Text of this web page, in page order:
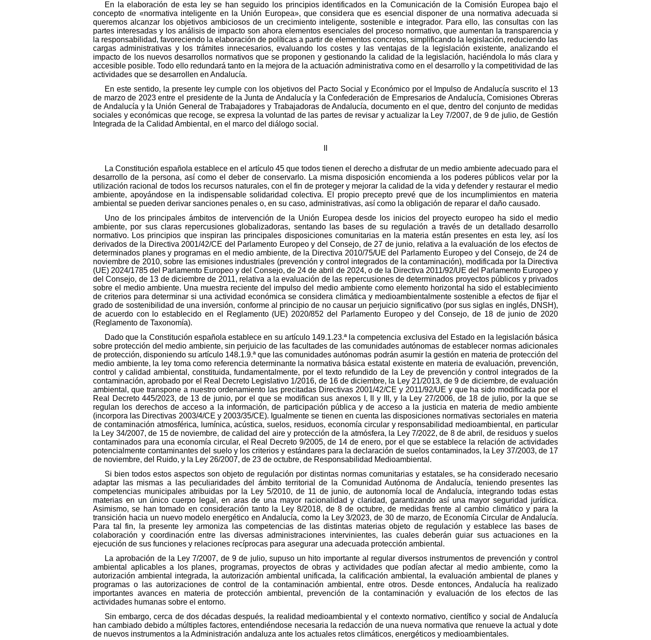
En la elaboración de esta ley se han seguido los principios identificados en la Comunicación de la Comisión Europea bajo el
concepto de «normativa inteligente en la Unión Europea», que considera que es esencial disponer de una normativa adecuada si
queremos alcanzar los objetivos ambiciosos de un crecimiento inteligente, sostenible e integrador. Para ello, las consultas con las
partes interesadas y los análisis de impacto son ahora elementos esenciales del proceso normativo, que aumentan la transparencia y
la responsabilidad, favoreciendo la elaboración de políticas a partir de elementos concretos, simplificando la legislación, reduciendo las
cargas administrativas y los trámites innecesarios, evaluando los costes y las ventajas de la legislación existente, analizando el
impacto de los nuevos desarrollos normativos que se proponen y gestionando la calidad de la legislación, haciéndola lo más clara y
accesible posible. Todo ello redundará tanto en la mejora de la actuación administrativa como en el desarrollo y la competitividad de las
actividades que se desarrollen en Andalucía.
En este sentido, la presente ley cumple con los objetivos del Pacto Social y Económico por el Impulso de Andalucía suscrito el 13
de marzo de 2023 entre el presidente de la Junta de Andalucía y la Confederación de Empresarios de Andalucía, Comisiones Obreras
de Andalucía y la Unión General de Trabajadores y Trabajadoras de Andalucía, documento en el que, dentro del conjunto de medidas
sociales y económicas que recoge, se expresa la voluntad de las partes de revisar y actualizar la Ley 7/2007, de 9 de julio, de Gestión
Integrada de la Calidad Ambiental, en el marco del diálogo social.
La Constitución española establece en el artículo 45 que todos tienen el derecho a disfrutar de un medio ambiente adecuado para el
desarrollo de la persona, así como el deber de conservarlo. La misma disposición encomienda a los poderes públicos velar por la
utilización racional de todos los recursos naturales, con el fin de proteger y mejorar la calidad de la vida y defender y restaurar el medio
ambiente, apoyándose en la indispensable solidaridad colectiva. El propio precepto prevé que de los incumplimientos en materia
ambiental se pueden derivar sanciones penales o, en su caso, administrativas, así como la obligación de reparar el daño causado.
Uno de los principales ámbitos de intervención de la Unión Europea desde los inicios del proyecto europeo ha sido el medio
ambiente, por sus claras repercusiones globalizadoras, sentando las bases de su regulación a través de un detallado desarrollo
normativo. Los principios que inspiran las principales disposiciones comunitarias en la materia están presentes en esta ley, así los
derivados de la Directiva 2001/42/CE del Parlamento Europeo y del Consejo, de 27 de junio, relativa a la evaluación de los efectos de
determinados planes y programas en el medio ambiente, de la Directiva 2010/75/UE del Parlamento Europeo y del Consejo, de 24 de
noviembre de 2010, sobre las emisiones industriales (prevención y control integrados de la contaminación), modificada por la Directiva
(UE) 2024/1785 del Parlamento Europeo y del Consejo, de 24 de abril de 2024, o de la Directiva 2011/92/UE del Parlamento Europeo y
del Consejo, de 13 de diciembre de 2011, relativa a la evaluación de las repercusiones de determinados proyectos públicos y privados
sobre el medio ambiente. Una muestra reciente del impulso del medio ambiente como elemento horizontal ha sido el establecimiento
de criterios para determinar si una actividad económica se considera climática y medioambientalmente sostenible a efectos de fijar el
grado de sostenibilidad de una inversión, conforme al principio de no causar un perjuicio significativo (por sus siglas en inglés, DNSH),
de acuerdo con lo establecido en el Reglamento (UE) 2020/852 del Parlamento Europeo y del Consejo, de 18 de junio de 2020
(Reglamento de Taxonomía).
Dado que la Constitución española establece en su artículo 149.1.23.ª la competencia exclusiva del Estado en la legislación básica
sobre protección del medio ambiente, sin perjuicio de las facultades de las comunidades autónomas de establecer normas adicionales
de protección, disponiendo su artículo 148.1.9.ª que las comunidades autónomas podrán asumir la gestión en materia de protección del
medio ambiente, la ley toma como referencia determinante la normativa básica estatal existente en materia de evaluación, prevención,
control y calidad ambiental, constituida, fundamentalmente, por el texto refundido de la Ley de prevención y control integrados de la
contaminación, aprobado por el Real Decreto Legislativo 1/2016, de 16 de diciembre, la Ley 21/2013, de 9 de diciembre, de evaluación
ambiental, que transpone a nuestro ordenamiento las precitadas Directivas 2001/42/CE y 2011/92/UE y que ha sido modificada por el
Real Decreto 445/2023, de 13 de junio, por el que se modifican sus anexos I, II y III, y la Ley 27/2006, de 18 de julio, por la que se
regulan los derechos de acceso a la información, de participación pública y de acceso a la justicia en materia de medio ambiente
(incorpora las Directivas 2003/4/CE y 2003/35/CE). Igualmente se tienen en cuenta las disposiciones normativas sectoriales en materia
de contaminación atmosférica, lumínica, acústica, suelos, residuos, economía circular y responsabilidad medioambiental, en particular
la Ley 34/2007, de 15 de noviembre, de calidad del aire y protección de la atmósfera, la Ley 7/2022, de 8 de abril, de residuos y suelos
contaminados para una economía circular, el Real Decreto 9/2005, de 14 de enero, por el que se establece la relación de actividades
potencialmente contaminantes del suelo y los criterios y estándares para la declaración de suelos contaminados, la Ley 37/2003, de 17
de noviembre, del Ruido, y la Ley 26/2007, de 23 de octubre, de Responsabilidad Medioambiental.
Si bien todos estos aspectos son objeto de regulación por distintas normas comunitarias y estatales, se ha considerado necesario
adaptar las mismas a las peculiaridades del ámbito territorial de la Comunidad Autónoma de Andalucía, teniendo presentes las
competencias municipales atribuidas por la Ley 5/2010, de 11 de junio, de autonomía local de Andalucía, integrando todas estas
materias en un único cuerpo legal, en aras de una mayor racionalidad y claridad, garantizando así una mayor seguridad jurídica.
Asimismo, se han tomado en consideración tanto la Ley 8/2018, de 8 de octubre, de medidas frente al cambio climático y para la
transición hacia un nuevo modelo energético en Andalucía, como la Ley 3/2023, de 30 de marzo, de Economía Circular de Andalucía.
Para tal fin, la presente ley armoniza las competencias de las distintas materias objeto de regulación y establece las bases de
colaboración y coordinación entre las diversas administraciones intervinientes, las cuales deberán guiar sus actuaciones en la
ejecución de sus funciones y relaciones recíprocas para asegurar una adecuada protección ambiental.
La aprobación de la Ley 7/2007, de 9 de julio, supuso un hito importante al regular diversos instrumentos de prevención y control
ambiental aplicables a los planes, programas, proyectos de obras y actividades que podían afectar al medio ambiente, como la
autorización ambiental integrada, la autorización ambiental unificada, la calificación ambiental, la evaluación ambiental de planes y
programas o las autorizaciones de control de la contaminación ambiental, entre otros. Desde entonces, Andalucía ha realizado
importantes avances en materia de protección ambiental, prevención de la contaminación y evaluación de los efectos de las
actividades humanas sobre el entorno.
Sin embargo, cerca de dos décadas después, la realidad medioambiental y el contexto normativo, científico y social de Andalucía
han cambiado debido a múltiples factores, entendiéndose necesaria la redacción de una nueva normativa que renueve la actual y dote
de nuevos instrumentos a la Administración andaluza ante los actuales retos climáticos, energéticos y medioambientales.